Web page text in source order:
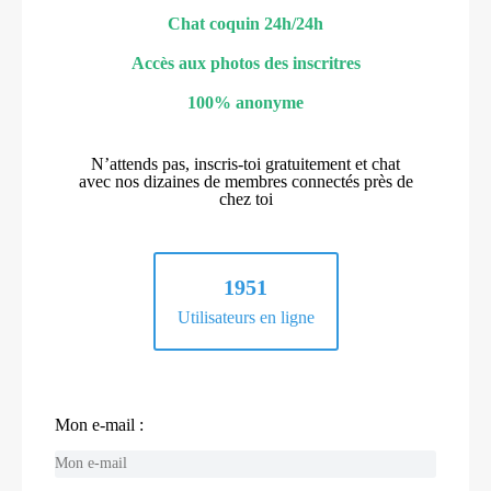
Chat coquin 24h/24h
Accès aux photos des inscritres
100% anonyme
N’attends pas, inscris-toi gratuitement et chat
avec nos dizaines de membres connectés près de
chez toi
1951
Utilisateurs en ligne
Mon e-mail :